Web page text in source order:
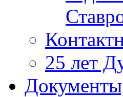
25 лет